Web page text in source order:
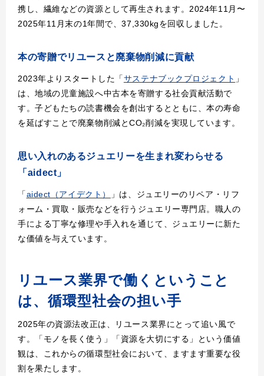
携し、繊維などの資源として再生されます。2024年11月〜
2025年11月末の1年間で、37,330kgを回収しました。
本の寄贈でリユースと廃棄物削減に貢献
2023年よりスタートした「サステナブックプロジェクト 」
は、地域の児童施設へ中古本を寄贈する社会貢献活動で
す。子どもたちの読書機会を創出するとともに、本の寿命
を延ばすことで廃棄物削減とCO₂削減を実現しています。
思い入れのあるジュエリーを生まれ変わらせる
「aidect」
「aidect（アイデクト）
」は、ジュエリーのリペア・リフ
ォーム・買取・販売などを行うジュエリー専門店。職人の
手による丁寧な修理や手入れを通じて、ジュエリーに新た
な価値を与えています。
リユース業界で働くということ
は、循環型社会の担い手
2025年の資源法改正は、リユース業界にとって追い風で
す。「モノを長く使う」「資源を大切にする」という価値
観は、これからの循環型社会において、ますます重要な役
割を果たします。